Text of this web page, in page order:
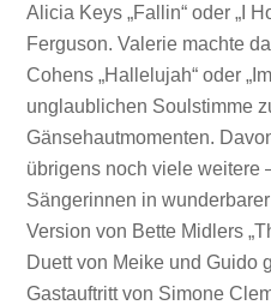
Alicia Keys „Fallin“ oder „I
Ferguson. Valerie machte
Cohens „Hallelujah“ oder
unglaublichen Soulstimme
Gänsehautmomenten.
übrigens noch viele weitere
Sängerinnen in
Version von Bette Midlers
Duett von Meike und Guido
Gastauftritt von Simone